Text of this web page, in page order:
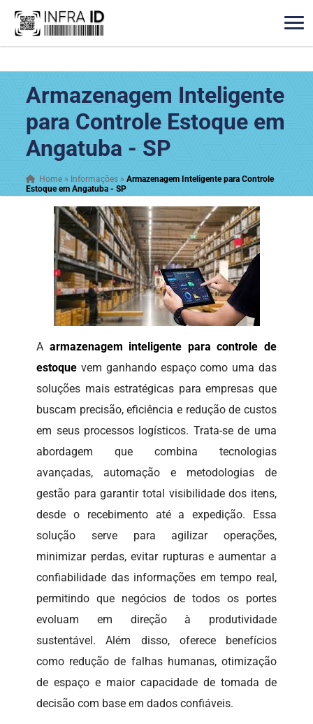
Armazenagem Inteligente
para Controle Estoque em
Angatuba - SP
Home » Informações »Armazenagem Inteligente para Controle
Estoque em Angatuba - SP
A armazenagem inteligente para controle de
estoque vem ganhando espaço como uma das
soluções mais estratégicas para empresas que
buscam precisão, eficiência e redução de custos
em seus processos logísticos. Trata-se de uma
abordagem que combina tecnologias
avançadas, automação e metodologias de
gestão para garantir total visibilidade dos itens,
desde o recebimento até a expedição. Essa
solução serve para agilizar operações,
minimizar perdas, evitar rupturas e aumentar a
confiabilidade das informações em tempo real,
permitindo que negócios de todos os portes
evoluam em direção à produtividade
sustentável. Além disso, oferece benefícios
como redução de falhas humanas, otimização
de espaço e maior capacidade de tomada de
decisão com base em dados confiáveis.